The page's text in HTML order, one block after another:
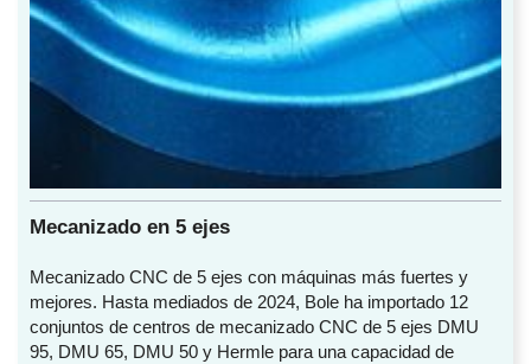
Mecanizado en 5 ejes
Mecanizado CNC de 5 ejes con máquinas más fuertes y
mejores. Hasta mediados de 2024, Bole ha importado 12
conjuntos de centros de mecanizado CNC de 5 ejes DMU
95, DMU 65, DMU 50 y Hermle para una capacidad de